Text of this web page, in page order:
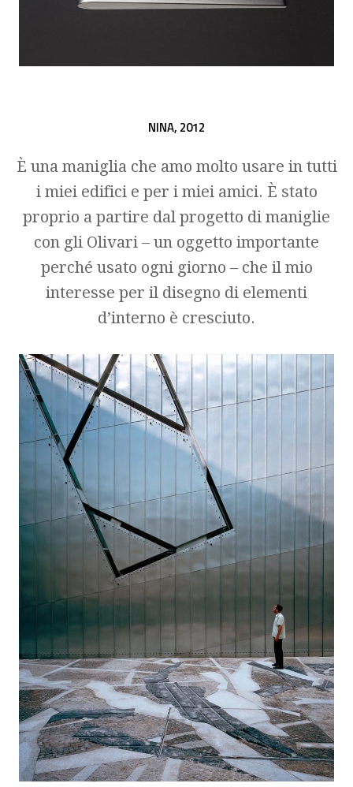
NINA, 2012
È una maniglia che amo molto usare in tutti
i miei edifici e per i miei amici. È stato
proprio a partire dal progetto di maniglie
con gli Olivari – un oggetto importante
perché usato ogni giorno – che il mio
interesse per il disegno di elementi
d’interno è cresciuto.